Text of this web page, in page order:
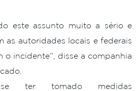
este assunto muito a sério e
as autoridades locais e federais
o incidente”, disse a companhia
ter tomado medidas